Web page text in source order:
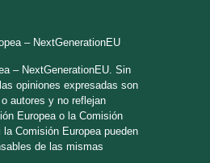
– NextGenerationEU
– NextGenerationEU. Sin
opiniones expresadas son
autores y no reflejan
Europea o la Comisión
Comisión Europea pueden
de las mismas